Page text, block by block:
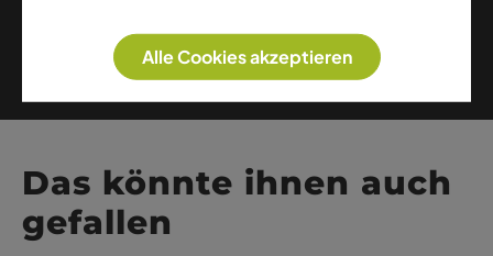
Weitere Artikel dieser Marke
Das könnte ihnen auch
gefallen
Alle Cookies akzeptieren